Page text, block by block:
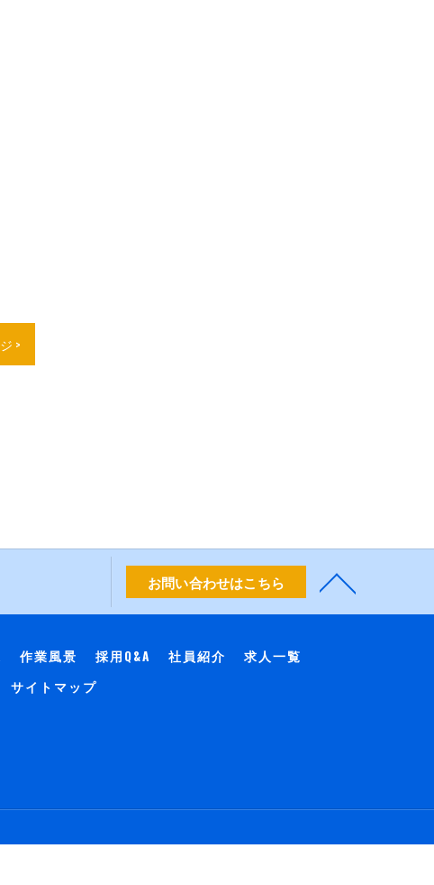
>
お問い合わせはこちら
作業風景 採用Q&A 社員紹介
求人一覧
サイトマップ